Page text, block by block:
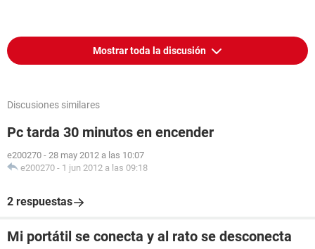
Mostrar toda la discusión
Discusiones similares
Pc tarda 30 minutos en encender
e200270 - 28 may 2012 a las 10:07
e200270 - 1 jun 2012 a las 09:18
2 respuestas
Mi portátil se conecta y al rato se desconecta